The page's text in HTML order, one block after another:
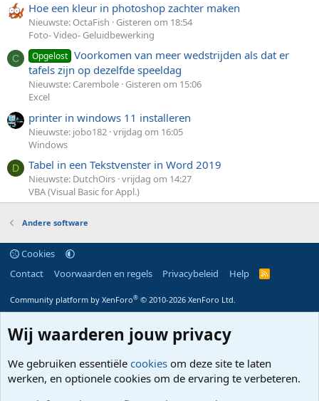
Hoe een kleur in photoshop zachter maken
Nieuwste: OctaFish
Gisteren om 18:54
Foto- Video- Geluidbewerking
C Opgelost Voorkomen van meer wedstrijden als dat er
tafels zijn op dezelfde speeldag
Nieuwste: Carembole Gisteren om 15:06
Excel
printer in windows 11 installeren
Nieuwste: jobo182 vrijdag om 16:05
Windows
D Tabel in een Tekstvenster in Word 2019
Nieuwste: DutchOirs vrijdag om 14:27
VBA (Visual Basic for Appl.)
Andere software
Cookies
Contact
Voorwaarden en regels Privacybeleid Help
R
Community platform by XenForo® © 2010-2026 XenForo Ltd.
Wij waarderen jouw privacy
We gebruiken essentiële cookies om deze site te laten
werken, en optionele cookies om de ervaring te verbeteren.